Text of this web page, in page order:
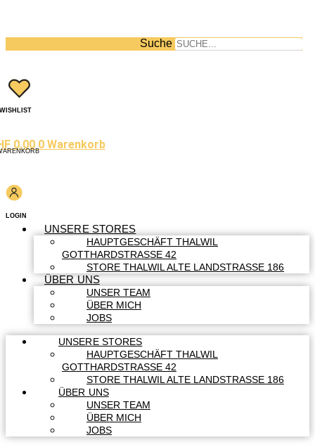
Suche
WISHLIST
0.00 0 Warenkorb
LOGIN
UNSERE STORES
HAUPTGESCHÄFT THALWIL
GOTTHARDSTRASSE 42
STORE THALWIL ALTE LANDSTRASSE 186
ÜBER UNS
UNSER TEAM
ÜBER MICH
JOBS
UNSERE STORES
HAUPTGESCHÄFT THALWIL
GOTTHARDSTRASSE 42
STORE THALWIL ALTE LANDSTRASSE 186
ÜBER UNS
UNSER TEAM
ÜBER MICH
JOBS